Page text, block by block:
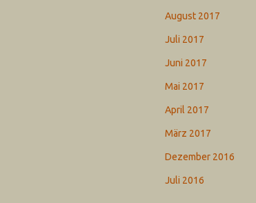
August 2017
Juli 2017
Juni 2017
Mai 2017
April 2017
März 2017
Dezember 2016
Juli 2016